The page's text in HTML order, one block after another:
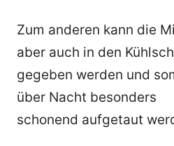
Zum anderen kann die
aber auch in den
gegeben werden und
über Nacht besonders
schonend aufgetaut